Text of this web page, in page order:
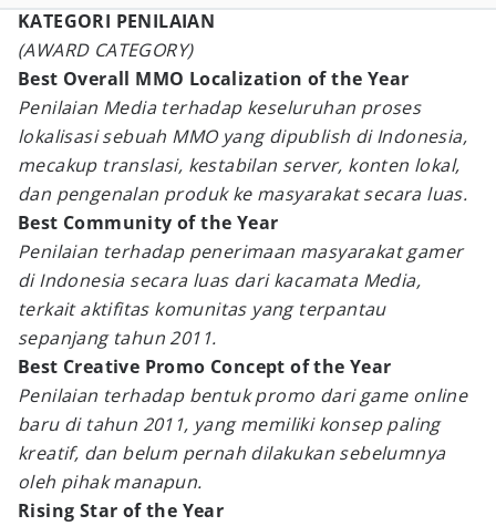
KATEGORI PENILAIAN
(AWARD CATEGORY)
Best Overall MMO Localization of the Year
Penilaian Media terhadap keseluruhan proses
lokalisasi sebuah MMO yang dipublish di Indonesia,
mecakup translasi, kestabilan server, konten lokal,
dan pengenalan produk ke masyarakat secara luas.
Best Community of the Year
Penilaian terhadap penerimaan masyarakat gamer
di Indonesia secara luas dari kacamata Media,
terkait aktifitas komunitas yang terpantau
sepanjang tahun 2011.
Best Creative Promo Concept of the Year
Penilaian terhadap bentuk promo dari game online
baru di tahun 2011, yang memiliki konsep paling
kreatif, dan belum pernah dilakukan sebelumnya
oleh pihak manapun.
Rising Star of the Year